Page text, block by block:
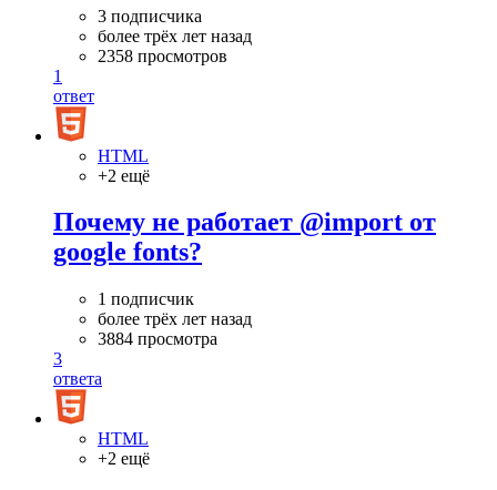
3 подписчика
более трёх лет назад
2358 просмотров
1
ответ
HTML
+2 ещё
Почему не работает @import от
google fonts?
1 подписчик
более трёх лет назад
3884 просмотра
3
ответа
HTML
+2 ещё